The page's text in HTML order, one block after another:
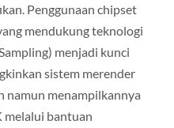
Penggunaan chipset
mendukung teknologi
menjadi kunci
sistem merender
namun menampilkannya
melalui bantuan